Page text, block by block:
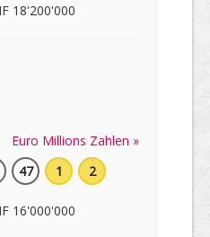
18'200'000
Euro Millions Zahlen »
47 1 2
16'000'000